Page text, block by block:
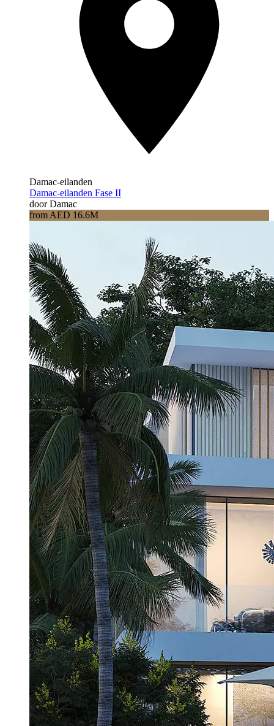
Damac-eilanden
Damac-eilanden Fase II
door Damac
from AED 16.6M